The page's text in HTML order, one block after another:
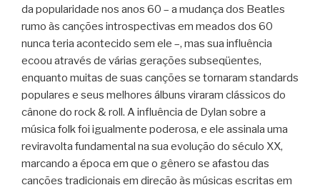
da popularidade nos anos 60 – a mudança dos Beatles
rumo às canções introspectivas em meados dos 60
nunca teria acontecido sem ele –, mas sua influência
ecoou através de várias gerações subseqüentes,
enquanto muitas de suas canções se tornaram standards
populares e seus melhores álbuns viraram clássicos do
cânone do rock & roll. A influência de Dylan sobre a
música folk foi igualmente poderosa, e ele assinala uma
reviravolta fundamental na sua evolução do século XX,
marcando a época em que o gênero se afastou das
canções tradicionais em direção às músicas escritas em